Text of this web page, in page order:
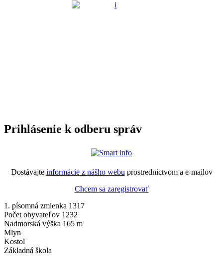
Prihlásenie k odberu správ
Dostávajte informácie z nášho webu prostredníctvom a e-mailov
Chcem sa zaregistrovať
1. písomná zmienka 1317
Počet obyvateľov 1232
Nadmorská výška 165 m
Mlyn
Kostol
Základná škola